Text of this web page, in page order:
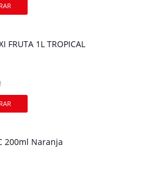
FRUTA 1L TROPICAL
200ml Naranja